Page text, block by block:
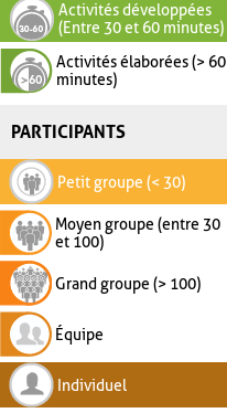
Activités développées
(Entre 30 et 60 minutes)
Activités élaborées (> 60
minutes)
PARTICIPANTS
Petit groupe (< 30)
Moyen groupe (entre 30
et 100)
Grand groupe (> 100)
Équipe
Individuel